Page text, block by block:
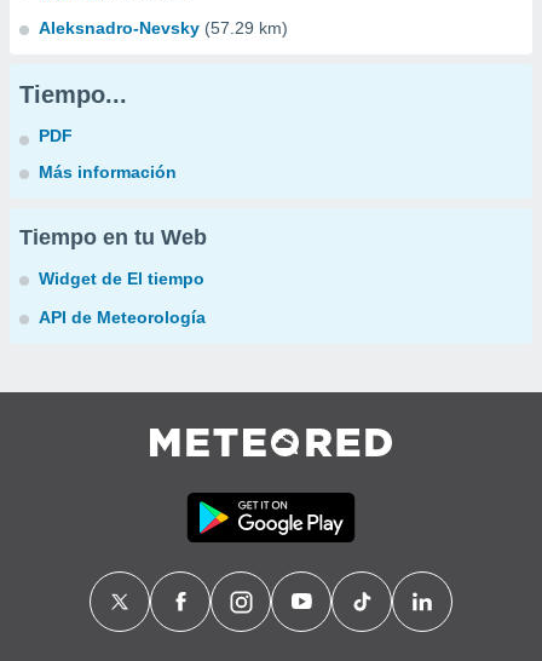
Aleksnadro-Nevsky (57.29 km)
Tiempo...
PDF
Más información
Tiempo en tu Web
Widget de El tiempo
API de Meteorología